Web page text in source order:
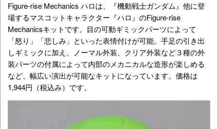
Figure-rise Mechanics ハロは、『機動戦士ガンダム』他に登
場するマスコットキャラクター『ハロ』のFigure-rise
Mechanicsキットです。目の可動ギミックパーツによって
「怒り」「悲しみ」といった表情付けが可能。手足の引き出
しギミックに加え、ノーマル外装、クリア外装など３種の外
装パーツの付属によって内部のメカニカルな造形が楽しめる
など、幅広い演出が可能なキットになっています。価格は
1,944円（税込み）です。